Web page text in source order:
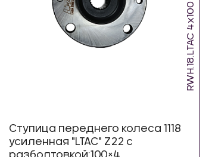
RWH.18.LTAC 4х100
Ступица переднего колеса 1118
усиленная "LTAC" Z22 с
разболтовкой:100×4